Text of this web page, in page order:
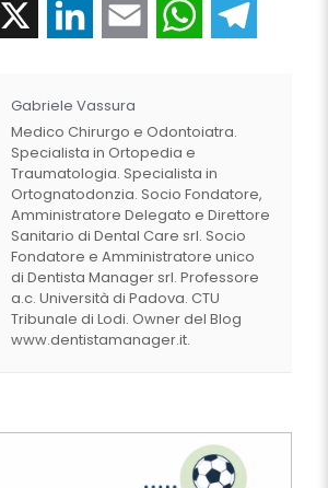
LinkedIn Email WhatsApp
Gabriele Vassura
Medico Chirurgo e Odontoiatra.
Specialista in Ortopedia e
Traumatologia. Specialista in
Ortognatodonzia. Socio Fondatore,
Amministratore Delegato e Direttore
Sanitario di Dental Care srl. Socio
Fondatore e Amministratore unico
di Dentista Manager srl. Professore
a.c. Università di Padova. CTU
Tribunale di Lodi. Owner del Blog
www.dentistamanager.it.